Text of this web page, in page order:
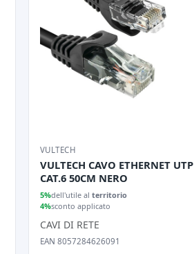
VULTECH
VULTECH CAVO ETHERNET UTP
CAT.6 50CM NERO
5%dell'utile al territorio
4%sconto applicato
CAVI DI RETE
EAN 8057284626091